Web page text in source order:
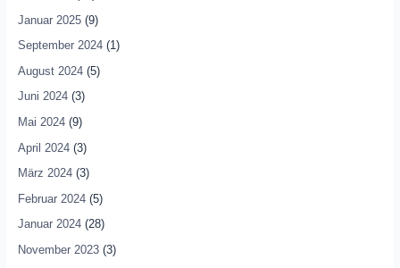
Januar 2025(9)
September 2024(1)
August 2024(5)
Juni 2024(3)
Mai 2024(9)
April 2024(3)
März 2024(3)
Februar 2024(5)
Januar 2024(28)
November 2023(3)